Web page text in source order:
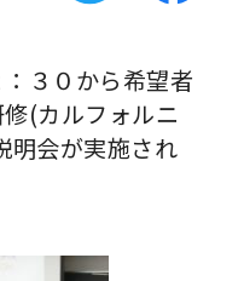
３０から希望者
(カルフォルニ
明会が実施され